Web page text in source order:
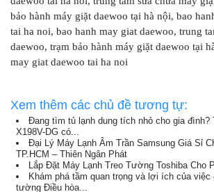
bảo hành máy giặt daewoo tại hà nội, bao
tai ha noi, bao hanh may giat daewoo, trung
daewoo, trạm bảo hành máy giặt daewoo tại
may giat daewoo tai ha noi
Xem thêm các chủ đề tương tự:
Đang tìm tủ lạnh dung tích nhỏ cho gia đình?
X198V-DG có...
Đại Lý Máy Lạnh Âm Trần Samsung Giá Sỉ
TP.HCM – Thiên Ngân Phát
Lắp Đặt Máy Lạnh Treo Tường Toshiba Cho
Khám phá tầm quan trọng và lợi ích của việc
tường Điều hòa...